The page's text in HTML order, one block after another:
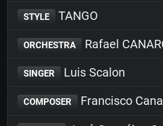
STYLE TANGO
ORCHESTRA Rafael
SINGER Luis Scalon
COMPOSER Francisco